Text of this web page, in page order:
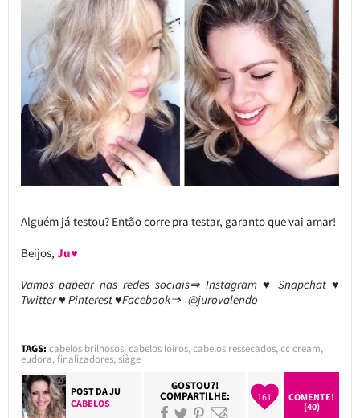
Alguém já testou? Então corre pra testar, garanto que vai amar!
Beijos, Ju♥
Vamos papear nas redes sociais⇒ Instagram ♥ Snapchat ♥
Twitter ♥ Pinterest ♥Facebook⇒ @jurovalendo
TAGS: cabelos brilhosos,cabelos loiros,cabelos ressecados,cc cream,
eudora,finalizadores,siàge
POST DAJU
CABELOS
GOSTOU?!
COMPARTILHE: 161
COMENTE!
(40)